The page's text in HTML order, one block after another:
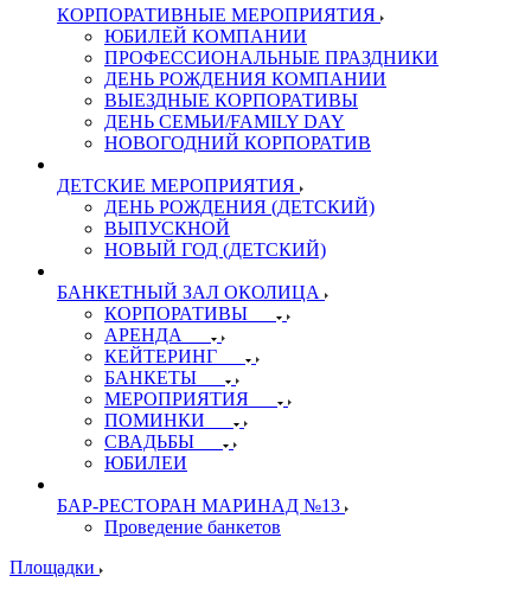
КОРПОРАТИВНЫЕ МЕРОПРИЯТИЯ
ЮБИЛЕЙ КОМПАНИИ
ПРОФЕССИОНАЛЬНЫЕ ПРАЗДНИКИ
ДЕНЬ РОЖДЕНИЯ КОМПАНИИ
ВЫЕЗДНЫЕ КОРПОРАТИВЫ
ДЕНЬ СЕМЬИ/FAMILY DAY
НОВОГОДНИЙ КОРПОРАТИВ
ДЕТСКИЕ МЕРОПРИЯТИЯ
ДЕНЬ РОЖДЕНИЯ (ДЕТСКИЙ)
ВЫПУСКНОЙ
НОВЫЙ ГОД (ДЕТСКИЙ)
БАНКЕТНЫЙ ЗАЛ ОКОЛИЦА
КОРПОРАТИВЫ
АРЕНДА
КЕЙТЕРИНГ
БАНКЕТЫ
МЕРОПРИЯТИЯ
ПОМИНКИ
СВАДЬБЫ
ЮБИЛЕИ
БАР-РЕСТОРАН МАРИНАД №13
Проведение банкетов
Площадки